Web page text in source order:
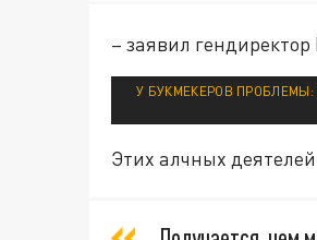
– заявил
У БУКМЕКЕРОВ ПРОБЛЕМЫ:
Этих алчных